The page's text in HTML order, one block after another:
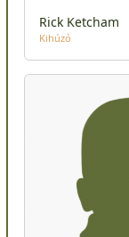
Rick Ketcham
Kihúzó